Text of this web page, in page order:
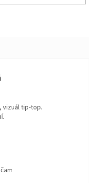
5 hviezdičiek.
vizuál tip-top.
5 hviezdičiek.